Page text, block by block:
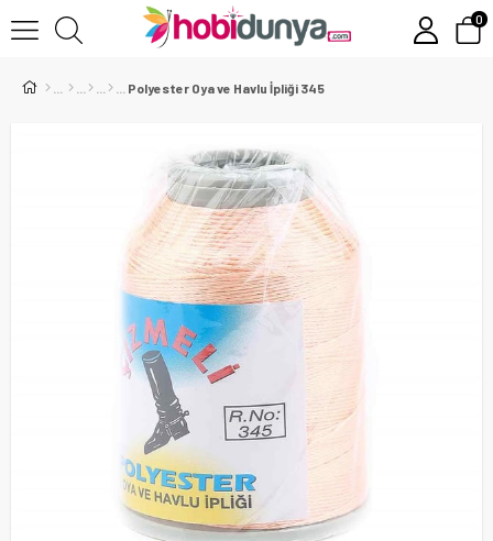
0
Polyester Oya ve Havlu İpliği 345